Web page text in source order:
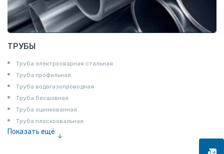
ТРУБЫ
Труба электросварная стальная
Труба профильная
Труба водогазопроводная
Труба бесшовная
Труба оцинкованная
Труба плоскоовальная
Показать ещё